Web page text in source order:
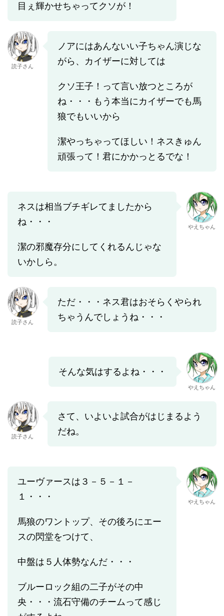
目ぇ輝かせちゃってクソが！
読子さん
ノアにはあんないい子ちゃん演じな
がら、カイザーに対しては
クソ王子！って言い放つところが
ね・・・もう本当にカイザーでも馬
狼でもいいから
潔やっちゃってほしい！ネスきゅん
頑張って！君にかかっとるでな！
ネスは相当ブチギレてましたから
ね・・・
潔の邪魔存分にしてくれるんじゃな
いかしら。
やえちゃん
読子さん
ただ・・・ネス君はおそらくやられ
ちゃうんでしょうね・・・
そんな気はするよね・・・
やえちゃん
読子さん
さて、いよいよ試合がはじまるよう
だね。
ユーヴァースは３－５－１－
１・・・
馬狼のワントップ、その後ろにエー
スの閃堂をつけて、
中盤は５人体勢なんだ・・・
ブルーロック組の二子がその中
央・・・流石守備のチームって感じ
やえちゃん